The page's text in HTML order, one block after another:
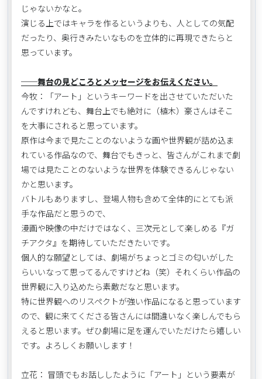
じゃないかなと。
演じる上ではキャラを作るというよりも、人としての気配
だったり、奥行きみたいなものを立体的に再現できたらと
思っています。
──舞台の見どころとメッセージをお伝えください。
今牧：「アート」というキーワードを出させていただいた
んですけれども、舞台上でも絶対に（植木）豪さんはそこ
を大事にされると思っています。
原作は今まで見たことのないような画や世界観が詰め込ま
れている作品なので、舞台でもきっと、皆さんがこれまで劇
場では見たことのないような世界を体験できるんじゃない
かと思います。
バトルもありますし、登場人物も含めて全体的にとても派
手な作品だと思うので、
漫画や映像の中だけではなく、三次元として楽しめる『ガ
チアクタ』を期待していただきたいです。
個人的な願望としては、劇場がちょっとゴミの匂いがした
らいいなって思ってるんですけどね（笑）それくらい作品の
世界観に入り込めたら素敵だなと思います。
特に世界観へのリスペクトが強い作品になると思っています
ので、観に来てくださる皆さんには間違いなく楽しんでもら
えると思います。ぜひ劇場に足を運んでいただけたら嬉しい
です。よろしくお願いします！
立花： 冒頭でもお話ししたように「アート」という要素が